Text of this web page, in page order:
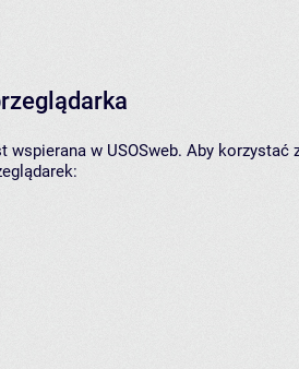
wspierana w USOSweb. Aby